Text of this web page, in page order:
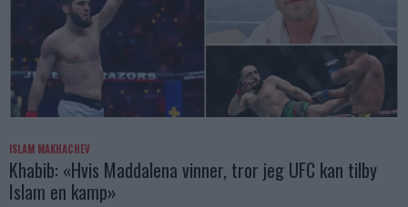
ISLAM MAKHACHEV
Khabib: «Hvis Maddalena vinner, tror jeg UFC kan tilby
Islam en kamp»